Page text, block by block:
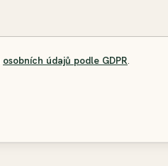
osobních údajů podle GDPR.